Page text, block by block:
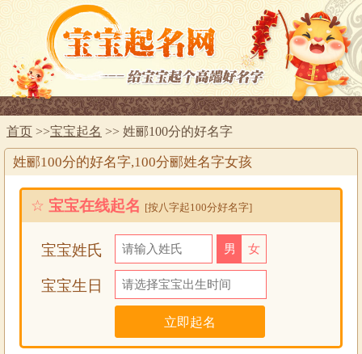
首页 >>宝宝起名 >> 姓郦100分的好名字
姓郦100分的好名字,100分郦姓名字女孩
☆ 宝宝在线起名 [按八字起100分好名字]
宝宝姓氏 男 女
宝宝生日